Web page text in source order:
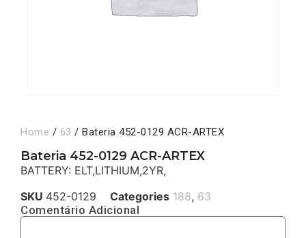
Home / 63 / Bateria 452-0129 ACR-ARTEX
Bateria 452-0129 ACR-ARTEX
BATTERY: ELT,LITHIUM,2YR,
SKU 452-0129 Categories 188, 63
Comentário Adicional